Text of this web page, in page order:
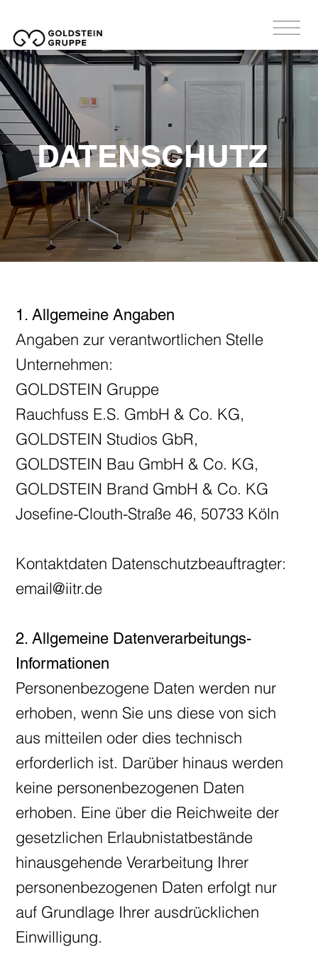
DATENSCHUTZ
1. Allgemeine Angaben
Angaben zur verantwortlichen Stelle
Unternehmen:
GOLDSTEIN Gruppe
Rauchfuss E.S. GmbH & Co. KG,
GOLDSTEIN Studios GbR,
GOLDSTEIN Bau GmbH & Co. KG,
GOLDSTEIN Brand GmbH & Co. KG
Josefine-Clouth-Straße 46, 50733 Köln
Kontaktdaten Datenschutzbeauftragter:
email@iitr.de
2. Allgemeine Datenverarbeitungs-
Informationen
Personenbezogene Daten werden nur
erhoben, wenn Sie uns diese von sich
aus mitteilen oder dies technisch
erforderlich ist. Darüber hinaus werden
keine personenbezogenen Daten
erhoben. Eine über die Reichweite der
gesetzlichen Erlaubnistatbestände
hinausgehende Verarbeitung Ihrer
personenbezogenen Daten erfolgt nur
auf Grundlage Ihrer ausdrücklichen
Einwilligung.